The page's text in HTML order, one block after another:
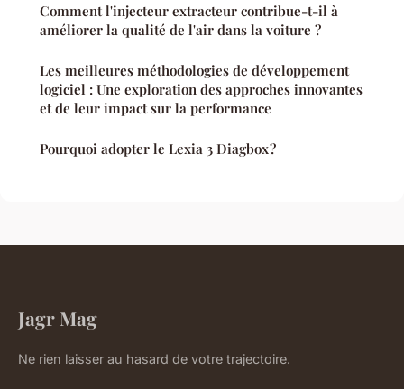
Comment l'injecteur extracteur contribue-t-il à
améliorer la qualité de l'air dans la voiture ?
Les meilleures méthodologies de développement
logiciel : Une exploration des approches innovantes
et de leur impact sur la performance
Pourquoi adopter le Lexia 3 Diagbox ?
Jagr Mag
Ne rien laisser au hasard de votre trajectoire.